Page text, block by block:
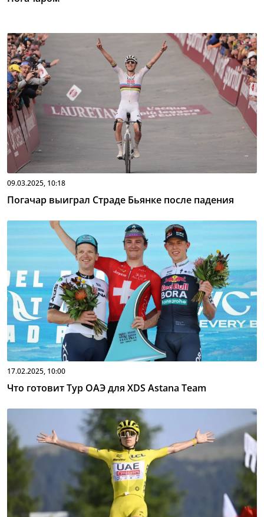
09.03.2025, 10:18
Погачар выиграл Страде Бьянке после падения
17.02.2025, 10:00
Что готовит Тур ОАЭ для XDS Astana Team